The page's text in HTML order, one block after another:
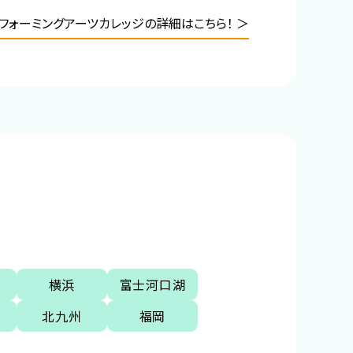
ォーミングアーツカレッジの詳細はこちら！ ＞
横浜
富士河口湖
北九州
福岡